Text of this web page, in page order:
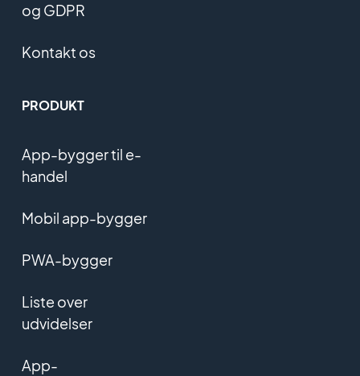
og GDPR
Kontakt os
PRODUKT
App-bygger til e-
handel
Mobil app-bygger
PWA-bygger
Liste over
udvidelser
App-